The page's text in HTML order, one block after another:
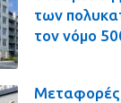
των
τον νόμο